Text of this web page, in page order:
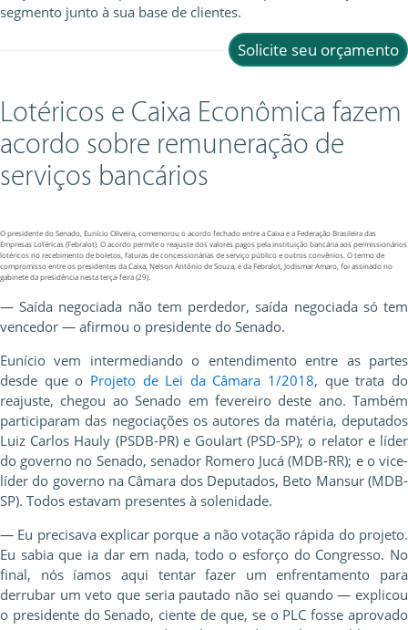
segmento junto à sua base de clientes.
Solicite seu orçamento
Lotéricos e Caixa Econômica fazem
acordo sobre remuneração de
serviços bancários
O presidente do Senado, Eunício Oliveira, comemorou o acordo fechado entre a Caixa e a Federação Brasileira das
Empresas Lotéricas (Febralot). O acordo permite o reajuste dos valores pagos pela instituição bancária aos permissionários
lotéricos no recebimento de boletos, faturas de concessionárias de serviço público e outros convênios. O termo de
compromisso entre os presidentes da Caixa, Nelson Antônio de Souza, e da Febralot, Jodismar Amaro, foi assinado no
gabinete da presidência nesta terça-feira (29).
— Saída negociada não tem perdedor, saída negociada só tem
vencedor — afirmou o presidente do Senado.
Eunício vem intermediando o entendimento entre as partes
desde que o Projeto de Lei da Câmara 1/2018, que trata do
reajuste, chegou ao Senado em fevereiro deste ano. Também
participaram das negociações os autores da matéria, deputados
Luiz Carlos Hauly (PSDB-PR) e Goulart (PSD-SP); o relator e líder
do governo no Senado, senador Romero Jucá (MDB-RR); e o vice-
líder do governo na Câmara dos Deputados, Beto Mansur (MDB-
SP). Todos estavam presentes à solenidade.
— Eu precisava explicar porque a não votação rápida do projeto.
Eu sabia que ia dar em nada, todo o esforço do Congresso. No
final, nós íamos aqui tentar fazer um enfrentamento para
derrubar um veto que seria pautado não sei quando — explicou
o presidente do Senado, ciente de que, se o PLC fosse aprovado